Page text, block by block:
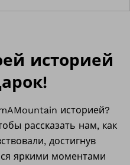
историей
историей?
рассказать нам, как
достигнув
яркими моментами